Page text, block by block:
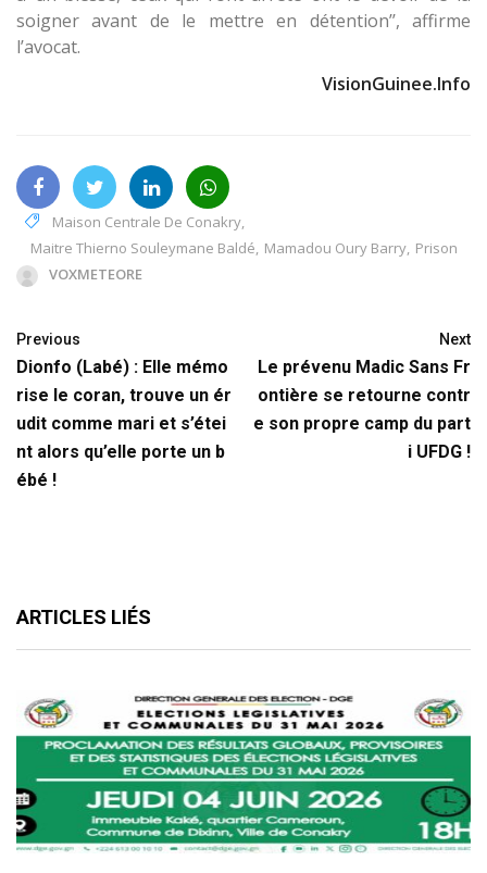
soigner avant de le mettre en détention’’, affirme
l’avocat.
VisionGuinee.Info
Maison Centrale De Conakry,
Maitre Thierno Souleymane Baldé, Mamadou Oury Barry, Prison
VOXMETEORE
Previous
Dionfo (Labé) : Elle mémo
rise le coran, trouve un ér
udit comme mari et s’étei
nt alors qu’elle porte un b
ébé !
Next
Le prévenu Madic Sans Fr
ontière se retourne contr
e son propre camp du part
i UFDG !
ARTICLES LIÉS